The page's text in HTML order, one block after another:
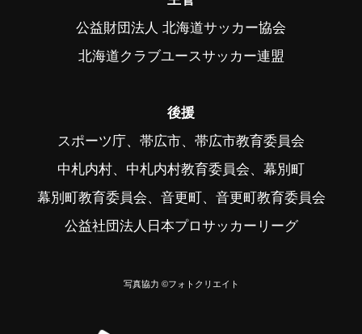
公益財団法人 北海道サッカー協会
北海道クラブユースサッカー連盟
後援
スポーツ庁、帯広市、帯広市教育委員会
中札内村、中札内村教育委員会、幕別町
幕別町教育委員会、音更町、音更町教育委員会
公益社団法人日本プロサッカーリーグ
写真協力 ©フォトクリエイト